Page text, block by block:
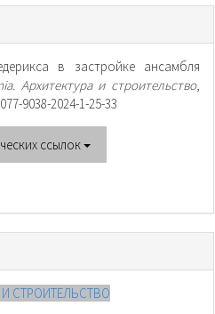
в застройке ансамбля
Архитектура и строительство,
9038-2024-1-25-33
ссылок
И СТРОИТЕЛЬСТВО